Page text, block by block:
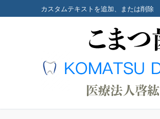
ン
カスタムテキストを追加、または削除